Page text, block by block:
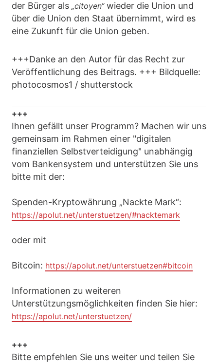
der Bürger als „citoyen“wieder die Union und
über die Union den Staat übernimmt, wird es
eine Zukunft für die Union geben.
+++Danke an den Autor für das Recht zur
Veröffentlichung des Beitrags. +++ Bildquelle:
photocosmos1 / shutterstock
+++
Ihnen gefällt unser Programm? Machen wir uns
gemeinsam im Rahmen einer "digitalen
finanziellen Selbstverteidigung" unabhängig
vom Bankensystem und unterstützen Sie uns
bitte mit der:
Spenden-Kryptowährung „Nackte Mark“:
https://apolut.net/unterstuetzen/#nacktemark
oder mit
Bitcoin: https://apolut.net/unterstuetzen#bitcoin
Informationen zu weiteren
Unterstützungsmöglichkeiten finden Sie hier:
https://apolut.net/unterstuetzen/
+++
Bitte empfehlen Sie uns weiter und teilen Sie